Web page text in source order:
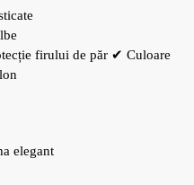
firului de păr ✔ Culoare
elegant